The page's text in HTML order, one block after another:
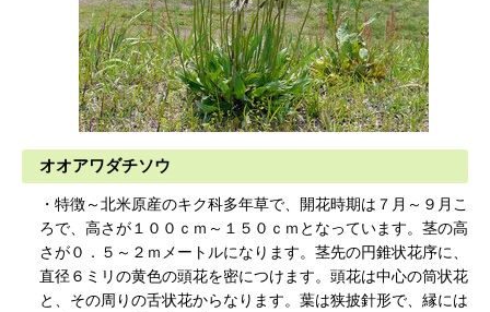
オオアワダチソウ
・特徴～北米原産のキク科多年草で、開花時期は７月～９月こ
ろで、高さが１００ｃｍ～１５０ｃｍとなっています。茎の高
さが０．５～２ｍメートルになります。茎先の円錐状花序に、
直径６ミリの黄色の頭花を密につけます。頭花は中心の筒状花
と、その周りの舌状花からなります。葉は狭披針形で、縁には